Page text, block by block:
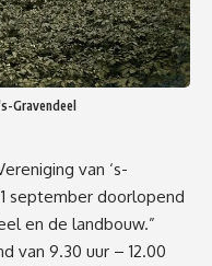
Gravendeel
van ‘s-
september doorlopend
en de landbouw.”
van 9.30 uur – 12.00